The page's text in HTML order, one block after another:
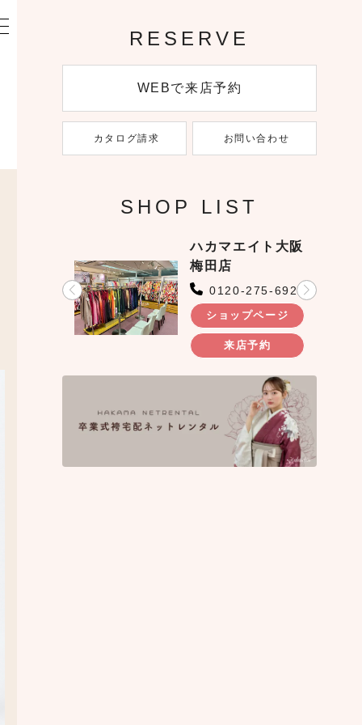
RESERVE
WEBで来店予約
カタログ請求 お問い合わせ
SHOP LIST
ハカマエイト大阪
梅田店
0120-275-692
ショップページ
来店予約